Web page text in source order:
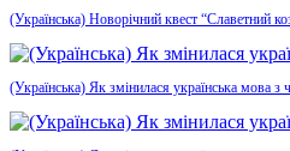
(Українська) Новорічний квест “Славетний
(Українська) Як змінилася українська мова